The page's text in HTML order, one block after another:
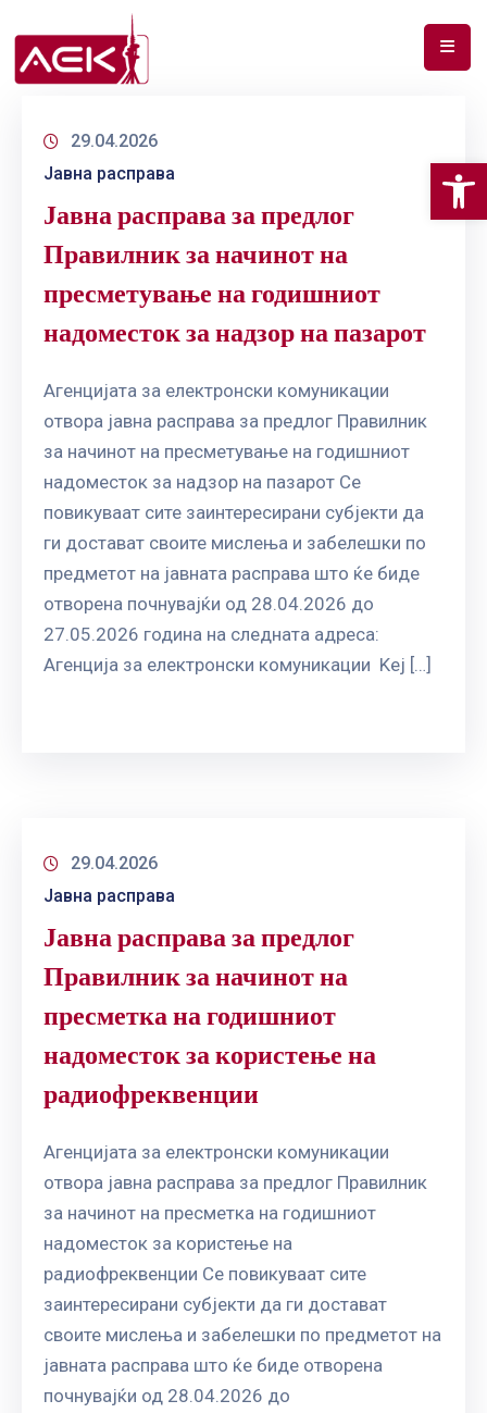
ДОКУМЕНТИ
СПЕКТАР
ТЕЛЕКОМУНИКАЦИИ
АНАЛИЗА
ПАЗАР
ГРИЖА
КОРИСНИЦИ
29.04.2026
Јавна расправа
Јавна расправа за предлог
Правилник за начинот на
пресметување на годишниот
надоместок за надзор на пазарот
Aгенцијата за електронски комуникации
отвора јавна расправа за предлог Правилник
за начинот на пресметување на годишниот
надоместок за надзор на пазарот Се
повикуваат сите заинтересирани субјекти да
ги достават своите мислења и забелешки по
предметот на јавната расправа што ќе биде
отворена почнувајќи од 28.04.2026 до
27.05.2026 година на следната адреса:
Агенција за електронски комуникации Kej […]
29.04.2026
Јавна расправа
Јавна расправа за предлог
Правилник за начинот на
пресметка на годишниот
надоместок за користење на
радиофреквенции
Aгенцијата за електронски комуникации
отвора јавна расправа за предлог Правилник
за начинот на пресметка на годишниот
надоместок за користење на
радиофреквенции Се повикуваат сите
заинтересирани субјекти да ги достават
своите мислења и забелешки по предметот на
јавната расправа што ќе биде отворена
почнувајќи од 28.04.2026 до